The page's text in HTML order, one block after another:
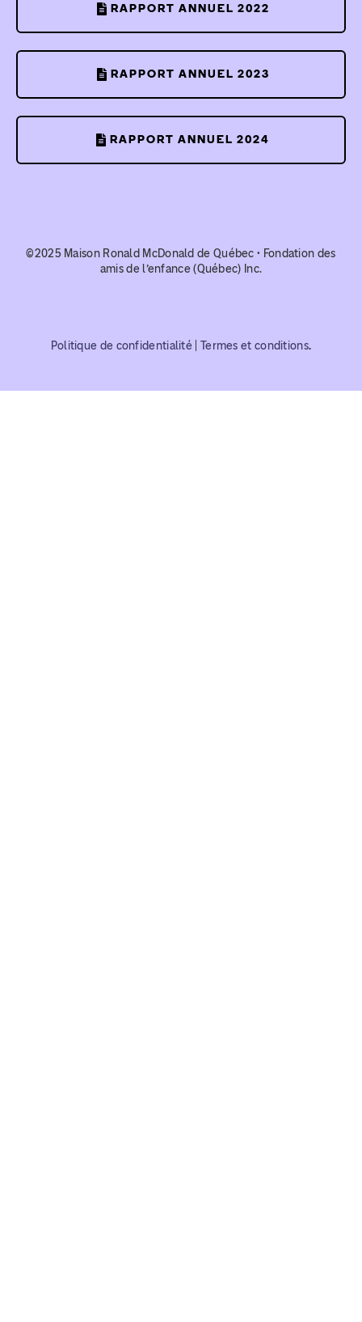
RAPPORT ANNUEL 2022
RAPPORT ANNUEL 2023
RAPPORT ANNUEL 2024
©2025 Maison Ronald McDonald de Québec • Fondation des
amis de l’enfance (Québec) Inc.
Politique de confidentialité Termes et conditions.